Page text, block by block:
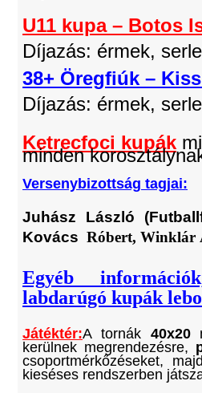
U11 kupa – Botos
Díjazás: érmek,
38+ Öregfiúk –
Díjazás: érmek,
Ketrecfoci kupák
minden
Versenybizottság tagjai:
Juhász László
Kovács Róbert, Winklár
Egyéb inf
labdarúgó kupák
Játéktér:A tornák 40x20
kerülnek megrendezésre,
csoportmérkőzéseket,
kieséses rendszerben